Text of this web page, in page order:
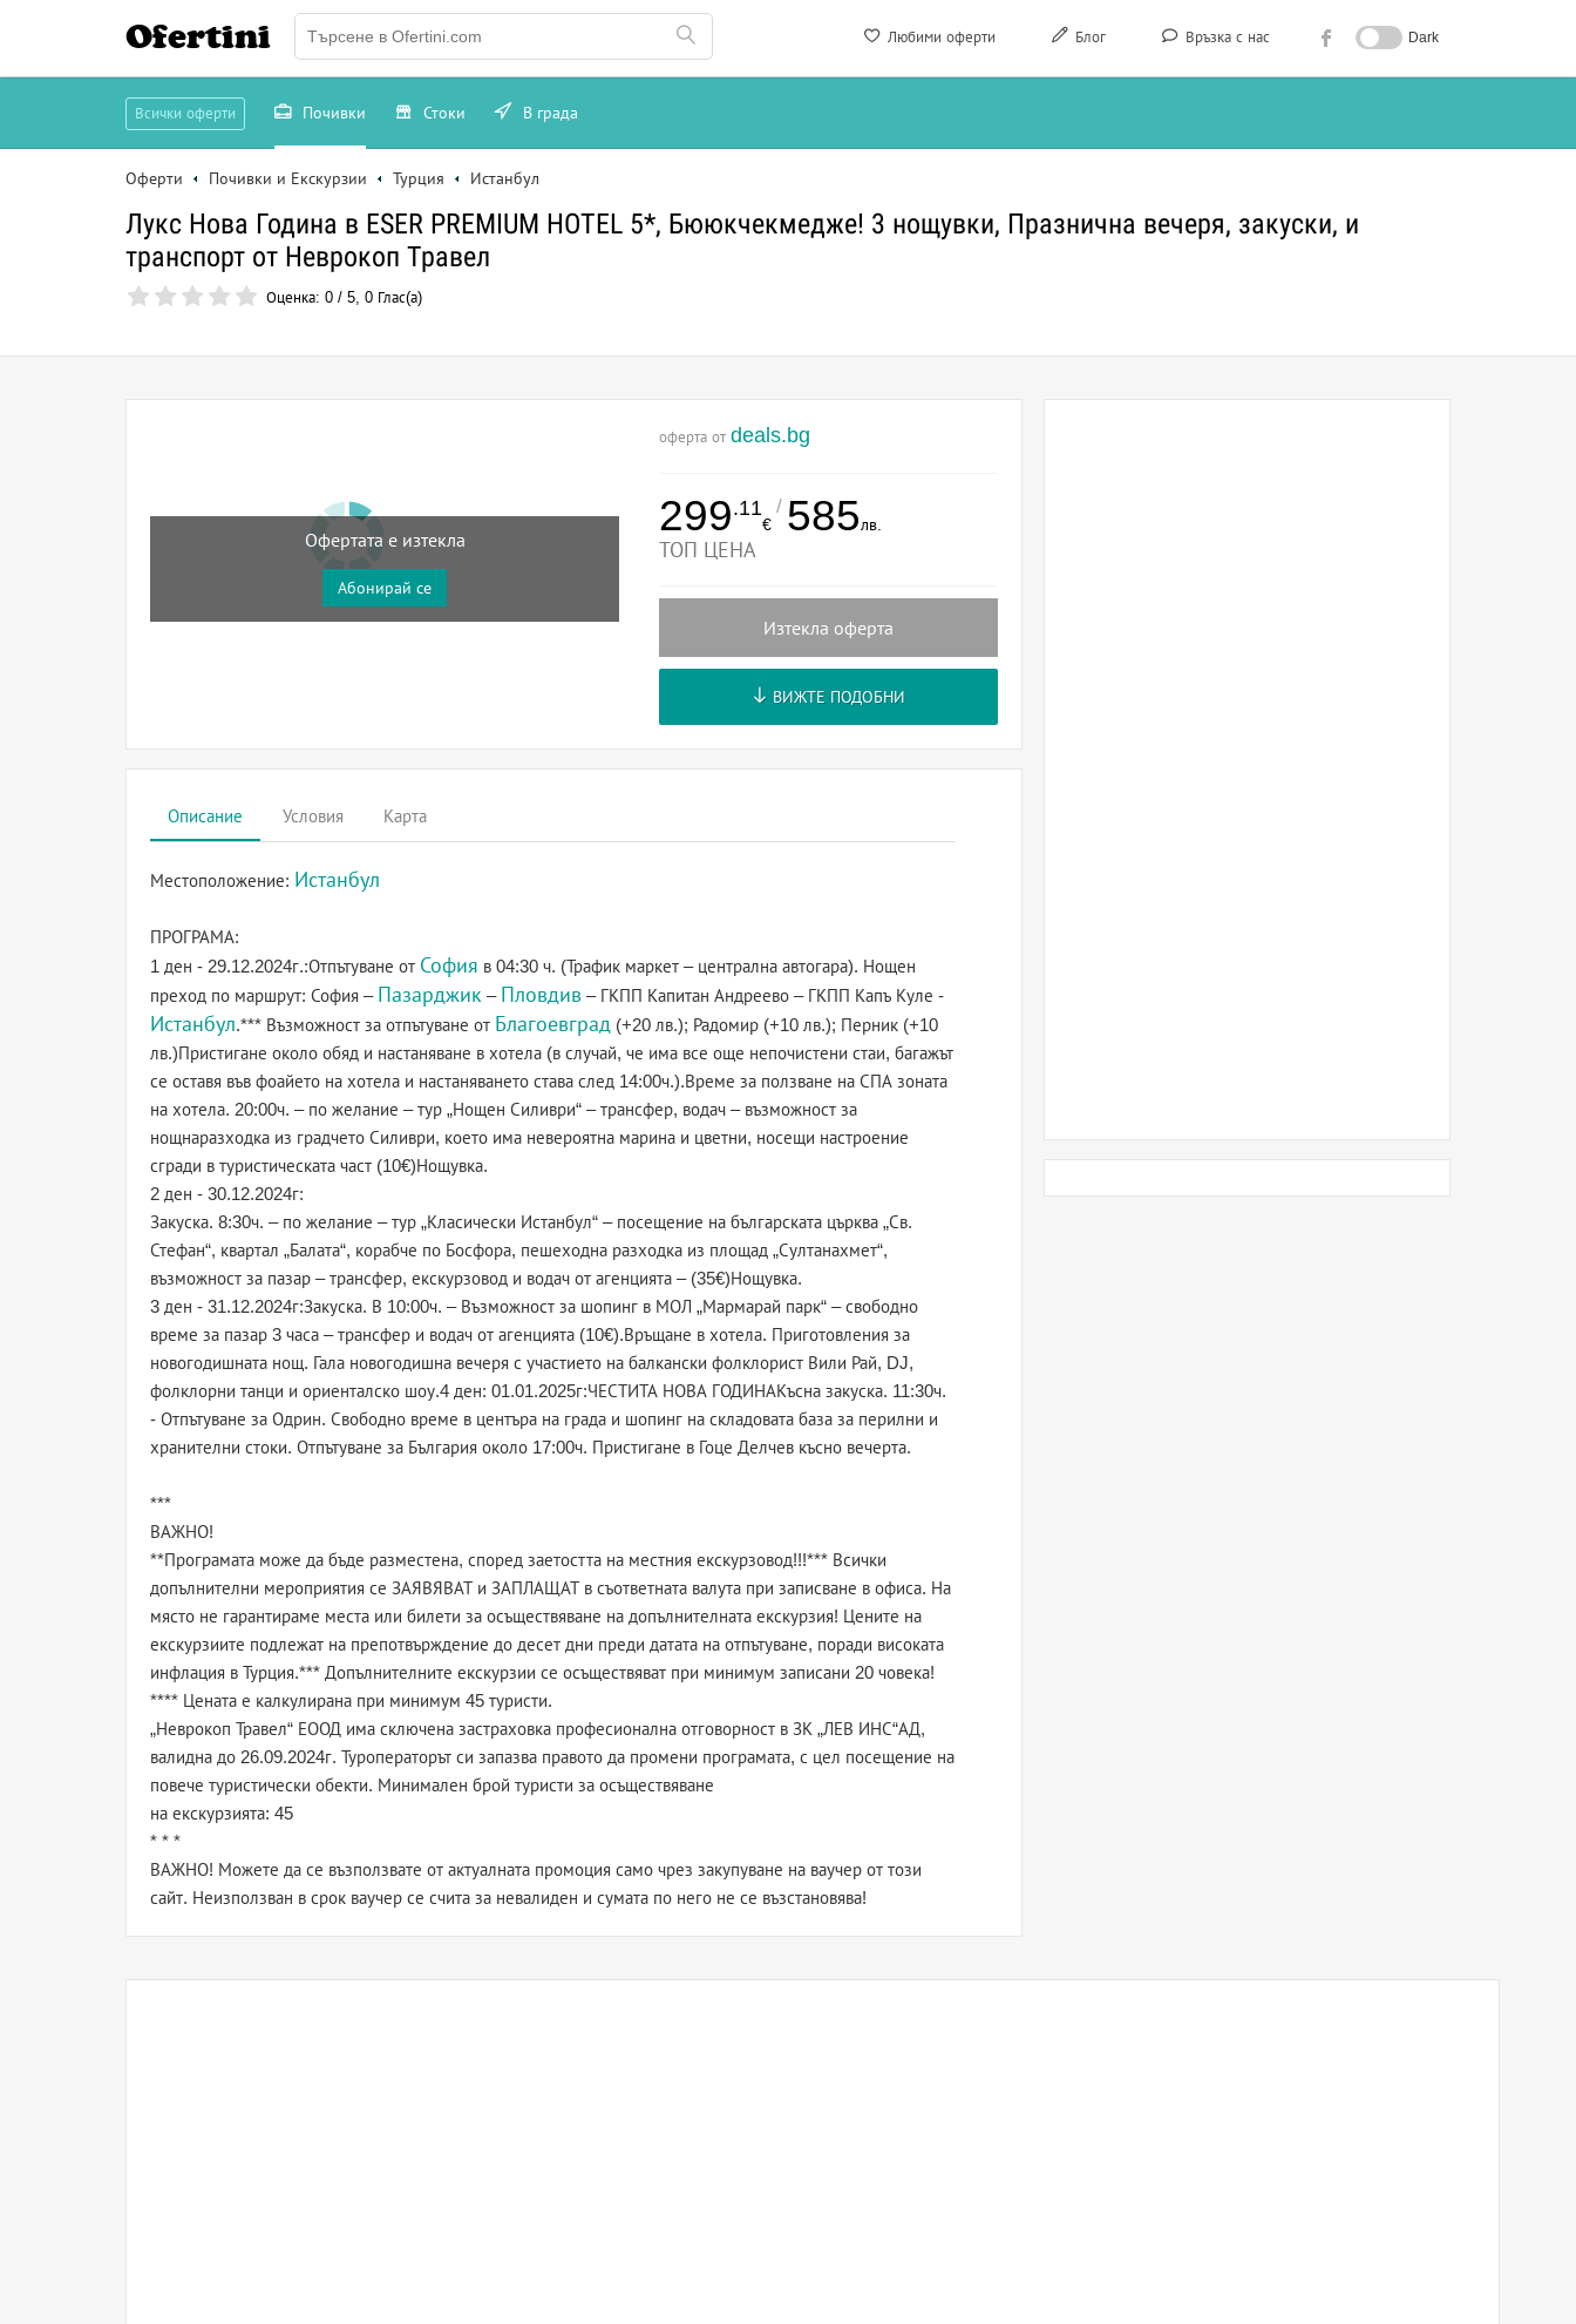
Любими оферти Блог Връзка с нас Dark
Ofertini
Всички оферти Почивки Стоки В града
Оферти Почивки и Екскурзии Турция Истанбул
Лукс Нова Година в ESER PREMIUM HOTEL 5*, Бююкчекмедже! 3 нощувки, Празнична вечеря, закуски, и
транспорт от Неврокоп Травел
Оценка: 0 / 5, 0 Глас(а)
Офертата е изтекла
Абонирай се
оферта от deals.bg
299.11
€
/ 585лв.
ТОП ЦЕНА
Изтекла оферта
ВИЖТЕ ПОДОБНИ
Описание Условия Карта
Местоположение: Истанбул
ПРОГРАМА:
1 ден - 29.12.2024г.:Отпътуване от София в 04:30 ч. (Трафик маркет – централна автогара). Нощен
преход по маршрут: София – Пазарджик – Пловдив – ГКПП Капитан Андреево – ГКПП Капъ Куле -
Истанбул.*** Възможност за отпътуване от Благоевград (+20 лв.); Радомир (+10 лв.); Перник (+10
лв.)Пристигане около обяд и настаняване в хотела (в случай, че има все още непочистени стаи, багажът
се оставя във фоайето на хотела и настаняването става след 14:00ч.).Време за ползване на СПА зоната
на хотела. 20:00ч. – по желание – тур „Нощен Силиври“ – трансфер, водач – възможност за
нощнаразходка из градчето Силиври, което има невероятна марина и цветни, носещи настроение
сгради в туристическата част (10€)Нощувка.
2 ден - 30.12.2024г:
Закуска. 8:30ч. – по желание – тур „Класически Истанбул“ – посещение на българската църква „Св.
Стефан“, квартал „Балата“, корабче по Босфора, пешеходна разходка из площад „Султанахмет“,
възможност за пазар – трансфер, екскурзовод и водач от агенцията – (35€)Нощувка.
3 ден - 31.12.2024г:Закуска. В 10:00ч. – Възможност за шопинг в МОЛ „Мармарай парк“ – свободно
време за пазар 3 часа – трансфер и водач от агенцията (10€).Връщане в хотела. Приготовления за
новогодишната нощ. Гала новогодишна вечеря с участието на балкански фолклорист Вили Рай, DJ,
фолклорни танци и ориенталско шоу.4 ден: 01.01.2025г:ЧЕСТИТА НОВА ГОДИНАКъсна закуска. 11:30ч.
- Отпътуване за Одрин. Свободно време в центъра на града и шопинг на складовата база за перилни и
хранителни стоки. Отпътуване за България около 17:00ч. Пристигане в Гоце Делчев късно вечерта.
***
ВАЖНО!
**Програмата може да бъде разместена, според заетостта на местния екскурзовод!!!*** Всички
допълнителни мероприятия се ЗАЯВЯВАТ и ЗАПЛАЩАТ в съответната валута при записване в офиса. На
място не гарантираме места или билети за осъществяване на допълнителната екскурзия! Цените на
екскурзиите подлежат на препотвърждение до десет дни преди датата на отпътуване, поради високата
инфлация в Турция.*** Допълнителните екскурзии се осъществяват при минимум записани 20 човека!
**** Цената е калкулирана при минимум 45 туристи.
„Неврокоп Травел“ ЕООД има сключена застраховка професионална отговорност в ЗК „ЛЕВ ИНС“АД,
валидна до 26.09.2024г. Туроператорът си запазва правото да промени програмата, с цел посещение на
повече туристически обекти. Минимален брой туристи за осъществяване
на екскурзията: 45
* * *
ВАЖНО! Можете да се възползвате от актуалната промоция само чрез закупуване на ваучер от този
сайт. Неизползван в срок ваучер се счита за невалиден и сумата по него не се възстановява!